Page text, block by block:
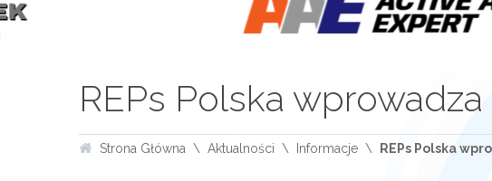
REPs Polska
Strona Główna Aktualności Informacje REPs Polska